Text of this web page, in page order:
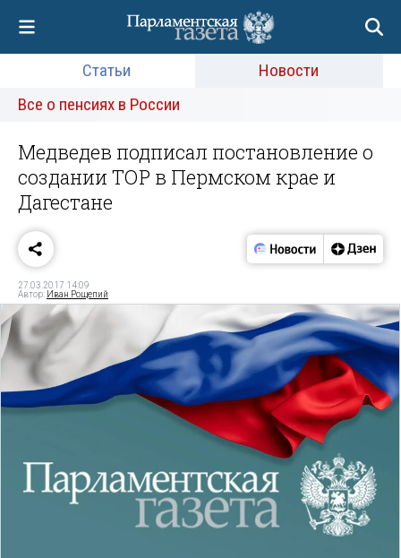
Статьи
Новости
Все о пенсиях в России
Медведев подписал постановление о
создании ТОР в Пермском крае и
Дагестане
27.03.2017 14:09
Автор: Иван Рощепий